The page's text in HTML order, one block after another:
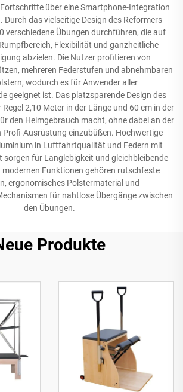
über eine Smartphone-Integration
Durch das vielseitige Design des Reformers
verschiedene Übungen durchführen, die auf
Flexibilität und ganzheitliche
abzielen. Die Nutzer profitieren von
mehreren Federstufen und abnehmbaren
wodurch es für Anwender aller
geeignet ist. Das platzsparende Design des
2,10 Meter in der Länge und 60 cm in der
den Heimgebrauch macht, ohne dabei an der
Profi-Ausrüstung einzubüßen. Hochwertige
in Luftfahrtqualität und Federn mit
sorgen für Langlebigkeit und gleichbleibende
modernen Funktionen gehören rutschfeste
ergonomisches Polstermaterial und
für nahtlose Übergänge zwischen
den Übungen.
Produkte